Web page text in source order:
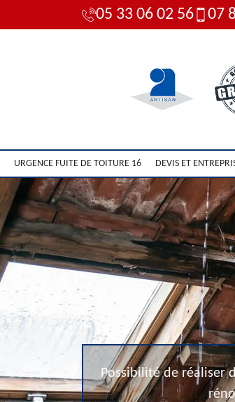
05 33 06 02 56 07
URGENCE FUITE DE TOITURE 16 DEVIS ET
Possibilité de réaliser